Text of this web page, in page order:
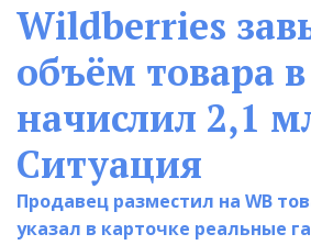
Wildberries
объём товара
начислил 2,1
Ситуация
Продавец разместил на WB
указал в карточке реальные